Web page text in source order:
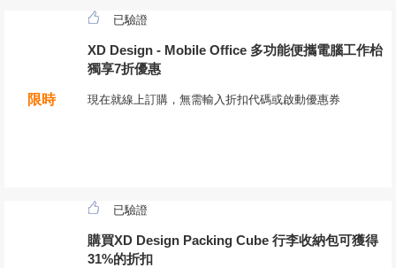
限時
已驗證
XD Design - Mobile Office 多功能便攜電腦工作枱
獨享7折優惠
現在就線上訂購，無需輸入折扣代碼或啟動優惠券
已驗證
購買XD Design Packing Cube 行李收納包可獲得
31%的折扣